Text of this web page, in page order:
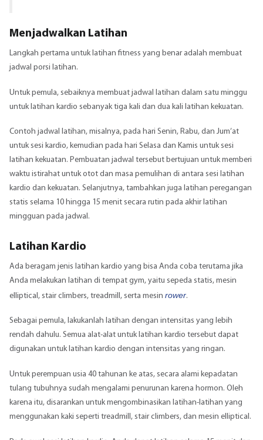
Menjadwalkan Latihan
Langkah pertama untuk latihan fitness yang benar adalah membuat
jadwal porsi latihan.
Untuk pemula, sebaiknya membuat jadwal latihan dalam satu minggu
untuk latihan kardio sebanyak tiga kali dan dua kali latihan kekuatan.
Contoh jadwal latihan, misalnya, pada hari Senin, Rabu, dan Jum’at
untuk sesi kardio, kemudian pada hari Selasa dan Kamis untuk sesi
latihan kekuatan. Pembuatan jadwal tersebut bertujuan untuk memberi
waktu istirahat untuk otot dan masa pemulihan di antara sesi latihan
kardio dan kekuatan. Selanjutnya, tambahkan juga latihan peregangan
statis selama 10 hingga 15 menit secara rutin pada akhir latihan
mingguan pada jadwal.
Latihan Kardio
Ada beragam jenis latihan kardio yang bisa Anda coba terutama jika
Anda melakukan latihan di tempat gym, yaitu sepeda statis, mesin
elliptical, stair climbers, treadmill, serta mesin rower.
Sebagai pemula, lakukanlah latihan dengan intensitas yang lebih
rendah dahulu. Semua alat-alat untuk latihan kardio tersebut dapat
digunakan untuk latihan kardio dengan intensitas yang ringan.
Untuk perempuan usia 40 tahunan ke atas, secara alami kepadatan
tulang tubuhnya sudah mengalami penurunan karena hormon. Oleh
karena itu, disarankan untuk mengombinasikan latihan-latihan yang
menggunakan kaki seperti treadmill, stair climbers, dan mesin elliptical.